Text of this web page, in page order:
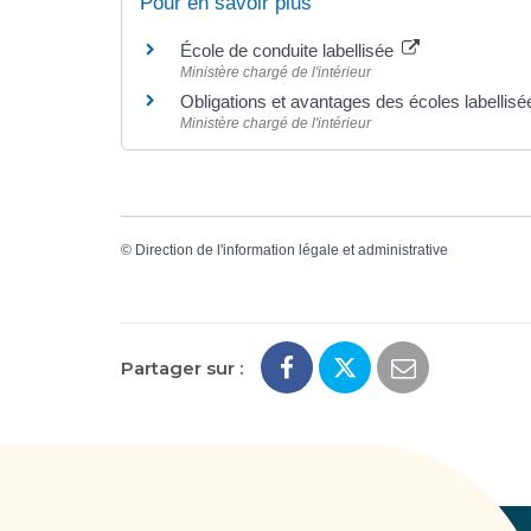
École de conduite labellisée
Ministère chargé de l'intérieur
Obligations et avantages des écoles
Ministère chargé de l'intérieur
© Direction de l'information légale et administrative
Partager sur :